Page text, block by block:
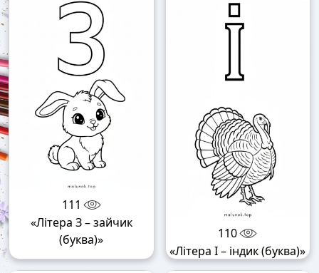
111
«Літера З – зайчик
(буква)»
110
«Літера І – індик (буква)»